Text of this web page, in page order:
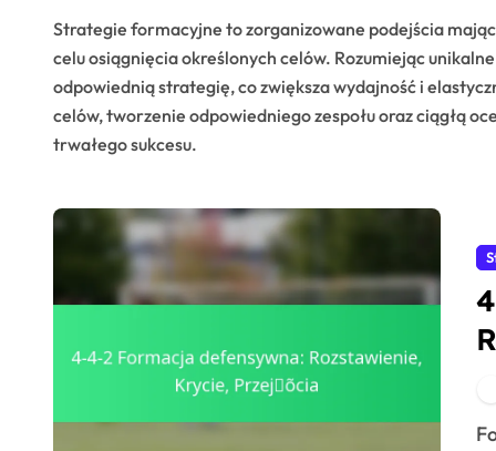
Strategie formacyjne to zorganizowane podejścia
celu osiągnięcia określonych celów. Rozumiejąc
odpowiednią strategię, co zwiększa wydajność i
celów, tworzenie odpowiedniego zespołu oraz ciągłą
trwałego sukcesu.
Formacja defensywna 4-4-2 to taktyczny układ w